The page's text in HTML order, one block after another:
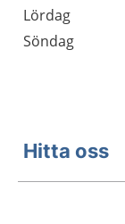
Lördag
Söndag
Hitta oss